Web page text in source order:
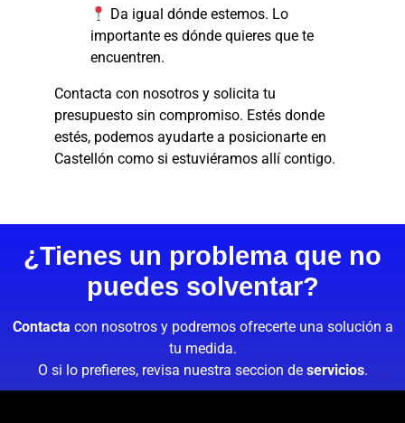
Da igual dónde estemos. Lo
importante es dónde quieres que te
encuentren.
Contacta con nosotros y solicita tu
presupuesto sin compromiso. Estés donde
estés, podemos ayudarte a posicionarte en
Castellón como si estuviéramos allí contigo.
¿Tienes un problema que no
puedes solventar?
Contacta con nosotros y podremos ofrecerte una solución a
tu medida.
O si lo prefieres, revisa nuestra seccion de servicios.